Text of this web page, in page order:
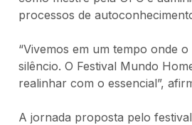
processos de
“Vivemos em um tempo onde
silêncio. O Festival Mundo
realinhar com o essencial”,
A jornada proposta pelo